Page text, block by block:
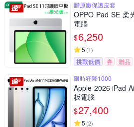
贈原廠保護皮套
OPPO Pad SE 柔
電腦
$6,250
5 (1)
挑戰低價 券
贈品
限時狂降1000
Apple 2026 iPad
板電腦
$27,400
5 (2)